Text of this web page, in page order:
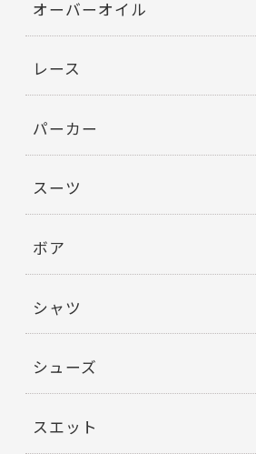
オーバーオイル
レース
パーカー
スーツ
ボア
シャツ
シューズ
スエット